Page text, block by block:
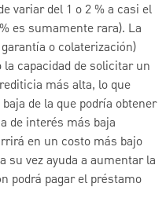
variar del 1 o 2 % a casi el
es sumamente rara). La
o colaterización)
capacidad de solicitar un
más alta, lo que
de la que podría obtener
de interés más baja
en un costo más bajo
su vez ayuda a aumentar la
podrá pagar el préstamo